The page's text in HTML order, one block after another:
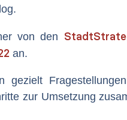
von den
an.
gezielt
zur Umsetzung